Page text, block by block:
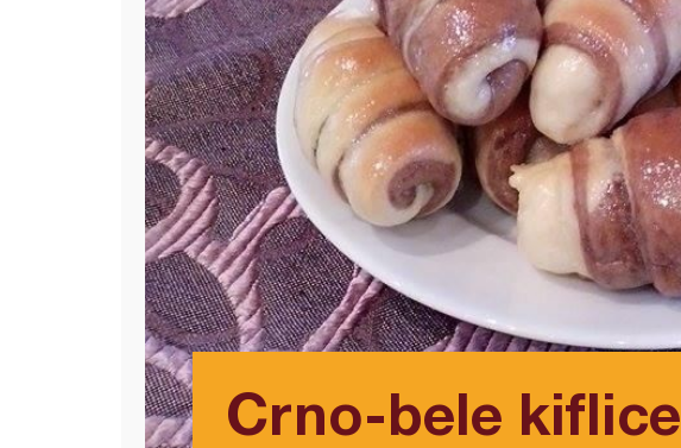
Crno-bele kiflice